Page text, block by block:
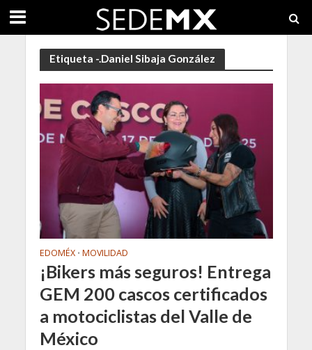
Etiqueta -.Daniel Sibaja González
EDOMÉX • MOVILIDAD
¡Bikers más seguros! Entrega
GEM 200 cascos certificados
a motociclistas del Valle de
México